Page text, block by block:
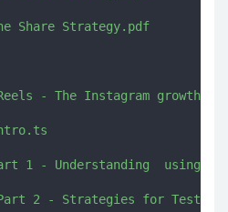
Share Strategy.pdf
- The Instagram growth
1 - Understanding  using
2 - Strategies for